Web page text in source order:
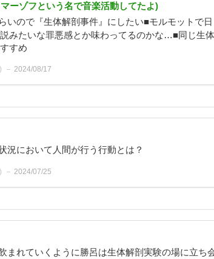
ーゾフという名で音楽活動してたよ)
いので『生体解剖事件』にしたい■モルモットで
みたいな罪悪感とか味わってるのかな…■同じ生
すめ
) 2024/08/17
況において人間が行う行動とは？
) 2024/07/25
まれていくように勝呂は生体解剖実験の場に立ち